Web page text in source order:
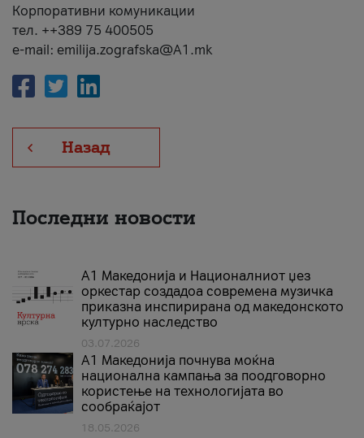
Корпоративни комуникации
тел. ++389 75 400505
e-mail: emilija.zografska@A1.mk
Назад
Последни новости
А1 Македонија и Националниот џез
оркестар создадоа современа музичка
приказна инспирирана од македонското
културно наследство
03.07.2026
A1 Македонија почнува моќна
национална кампања за поодговорно
користење на технологијата во
сообраќајот
18.05.2026